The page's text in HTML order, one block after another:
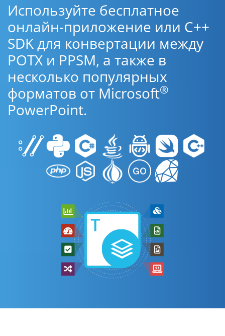
Используйте бесплатное
онлайн-приложение или C++
SDK для конвертации между
POTX и PPSM, а также в
несколько популярных
форматов от Microsoft®
PowerPoint.